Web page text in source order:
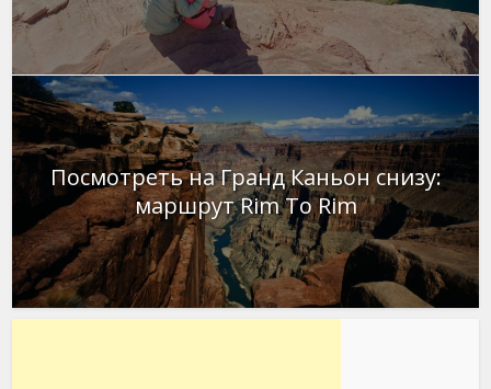
Посмотреть на Гранд Каньон снизу:
маршрут Rim To Rim